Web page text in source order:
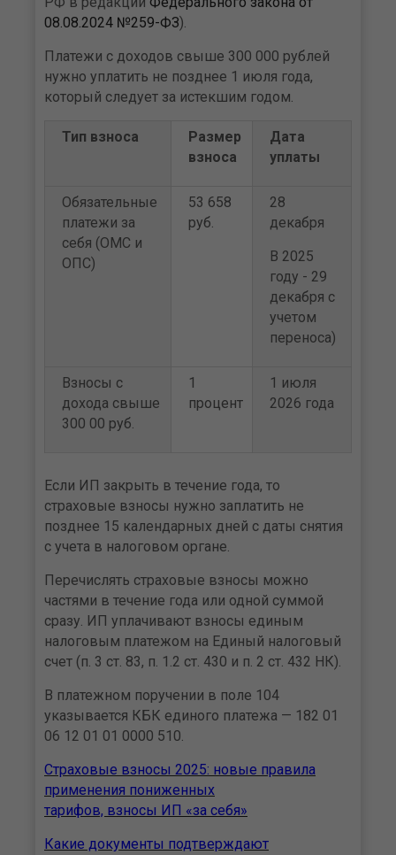
08.08.2024 №259-ФЗ).
Платежи с доходов свыше 300 000 рублей
нужно уплатить не позднее 1 июля года,
который следует за истекшим годом.
Тип взноса
Размер
взноса
Дата
уплаты
Обязательные
платежи за
себя (ОМС и
ОПС)
53 658
руб.
28
декабря
В 2025
году - 29
декабря с
учетом
переноса)
Взносы с
дохода свыше
300 00 руб.
1
процент
1 июля
2026 года
Если ИП закрыть в течение года, то
страховые взносы нужно заплатить не
позднее 15 календарных дней с даты снятия
с учета в налоговом органе.
Перечислять страховые взносы можно
частями в течение года или одной суммой
сразу. ИП уплачивают взносы единым
налоговым платежом на Единый налоговый
счет (п. 3 ст. 83, п. 1.2 ст. 430 и п. 2 ст. 432 НК).
В платежном поручении в поле 104
указывается КБК единого платежа — 182 01
06 12 01 01 0000 510.
Страховые взносы 2025: новые правила
применения пониженных
тарифов, взносы ИП «за себя»
Какие документы подтверждают